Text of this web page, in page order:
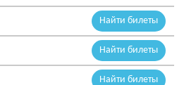
Найти билеты
Найти билеты
Найти билеты